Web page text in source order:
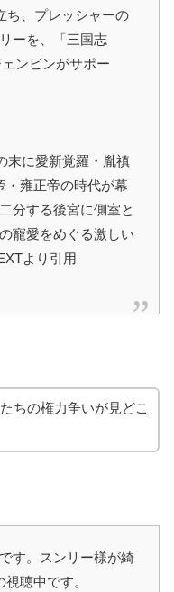
ち、プレッシャーの
ーを、「三国志
ンビンがサポー
末に愛新覚羅・胤禛
・雍正帝の時代が幕
分する後宮に側室と
寵愛をめぐる激しい
より引用
ちの権力争いが見どこ
す。スンリー様が綺
聴中です。